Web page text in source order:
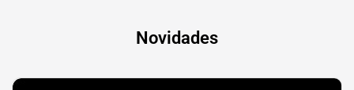
Novidades